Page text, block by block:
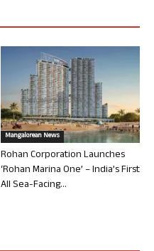
Mangalorean News
Rohan Corporation Launches
‘Rohan Marina One’ – India’s First
All Sea-Facing...